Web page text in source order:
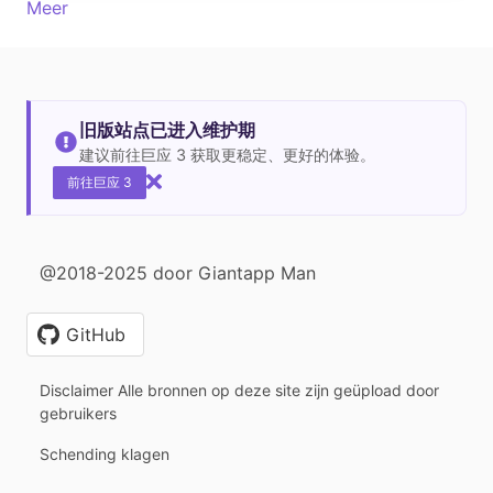
Meer
旧版站点已进入维护期
建议前往巨应 3 获取更稳定、更好的体验。
前往巨应 3
@2018-2025 door Giantapp Man
GitHub
Disclaimer Alle bronnen op deze site zijn geüpload door
gebruikers
Schending klagen